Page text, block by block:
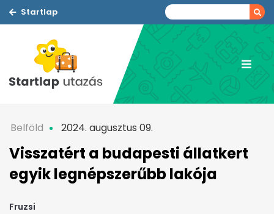
Startlap
Belföld 2024. augusztus 09.
Visszatért a budapesti állatkert
egyik legnépszerűbb lakója
Fruzsi